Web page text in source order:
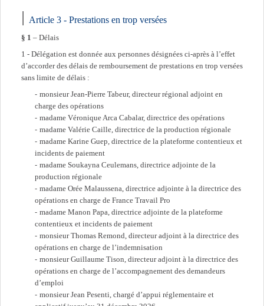
Article 3 - Prestations en trop versées
§ 1 – Délais
1 - Délégation est donnée aux personnes désignées ci-après à l’effet
d’accorder des délais de remboursement de prestations en trop versées
sans limite de délais :
monsieur Jean-Pierre Tabeur, directeur régional adjoint en
charge des opérations
madame Véronique Arca Cabalar, directrice des opérations
madame Valérie Caille, directrice de la production régionale
madame Karine Guep, directrice de la plateforme contentieux et
incidents de paiement
madame Soukayna Ceulemans, directrice adjointe de la
production régionale
madame Orée Malaussena, directrice adjointe à la directrice des
opérations en charge de France Travail Pro
madame Manon Papa, directrice adjointe de la plateforme
contentieux et incidents de paiement
monsieur Thomas Remond, directeur adjoint à la directrice des
opérations en charge de l’indemnisation
monsieur Guillaume Tison, directeur adjoint à la directrice des
opérations en charge de l’accompagnement des demandeurs
d’emploi
monsieur Jean Pesenti, chargé d’appui réglementaire et